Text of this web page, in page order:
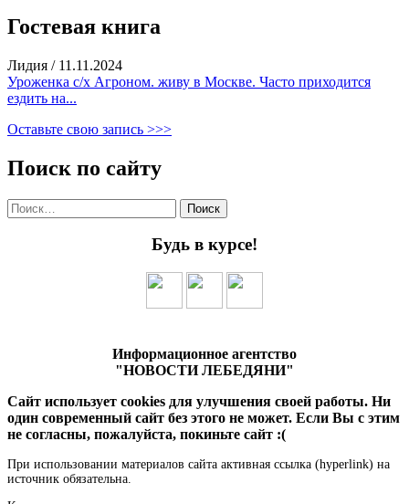
Гостевая книга
Лидия / 11.11.2024
Уроженка с/х Агроном. живу в Москве. Часто приходится
ездить на...
Оставьте свою запись >>>
Поиск по сайту
Найти:
Будь в курсе!
Информационное агентство
"НОВОСТИ ЛЕБЕДЯНИ"
Сайт использует cookies для улучшения своей работы. Ни
один современный сайт без этого не может. Если Вы с этим
не согласны, пожалуйста, покиньте сайт :(
При использовании материалов сайта активная ссылка (hyperlink) на
источник обязательна.